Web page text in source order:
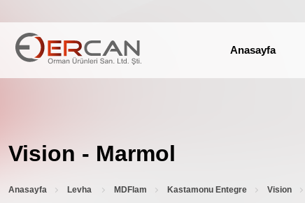
Anasayfa
Vision - Marmol
Anasayfa Levha MDFlam Kastamonu Entegre Vision